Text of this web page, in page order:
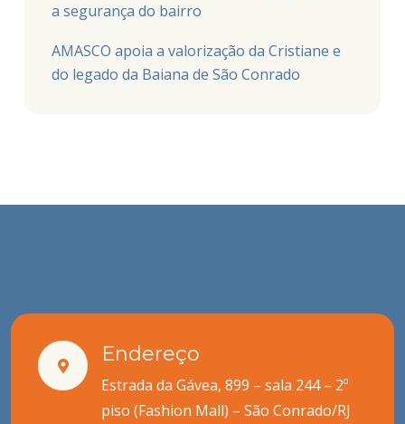
a segurança do bairro
AMASCO apoia a valorização da Cristiane e
do legado da Baiana de São Conrado
Endereço
Estrada da Gávea, 899 – sala 244 – 2º
piso (Fashion Mall) – São Conrado/RJ